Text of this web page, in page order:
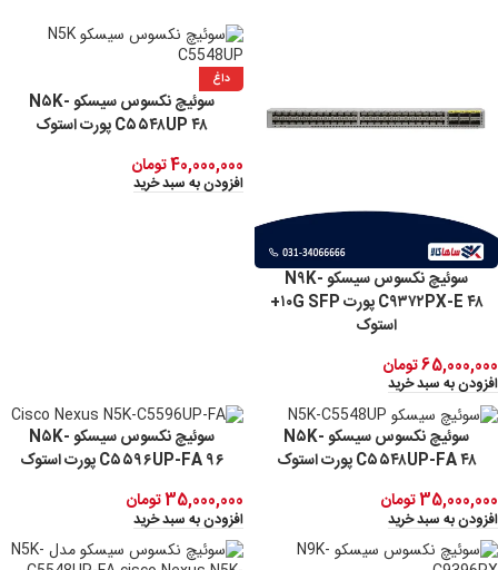
سوئیچ نکسوس سیسکو N۹K-
C۹۳۷۲PX-E ۴۸ پورت ۱۰G SFP+
استوک
65,000,000تومان
افزودن به سبد خرید
داغ
سوئیچ نکسوس سیسکو N۵K-
C۵۵۴۸UP ۴۸ پورت استوک
40,000,000تومان
افزودن به سبد خرید
سوئیچ نکسوس سیسکو N۵K-
C۵۵۴۸UP-FA ۴۸ پورت استوک
35,000,000تومان
افزودن به سبد خرید
سوئیچ نکسوس سیسکو N۵K-
C۵۵۹۶UP-FA ۹۶ پورت استوک
35,000,000تومان
افزودن به سبد خرید